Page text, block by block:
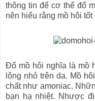
thông tin để cơ thể đổ
nên hiểu rằng mồ hôi
Đổ mồ hôi nghĩa là mồ
lông nhỏ trên da. Mồ
chất như amoniac.
bạn hạ nhiệt. Nhược